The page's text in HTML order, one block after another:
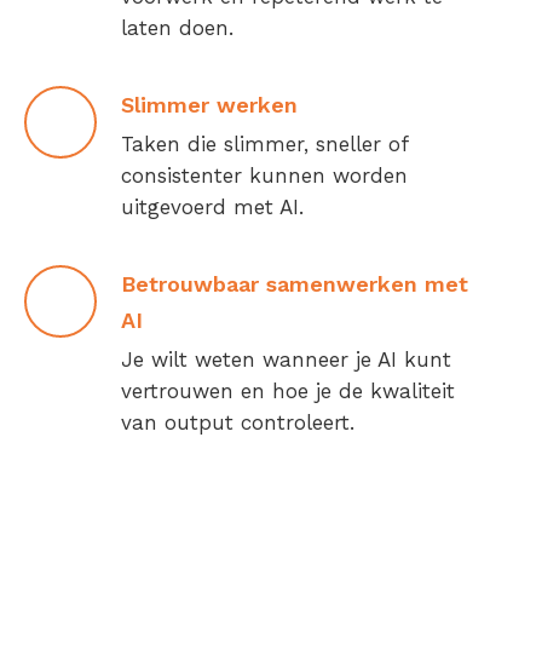
laten doen.
Slimmer werken
Taken die slimmer, sneller of
consistenter kunnen worden
uitgevoerd met AI.
Betrouwbaar samenwerken met
AI
Je wilt weten wanneer je AI kunt
vertrouwen en hoe je de kwaliteit
van output controleert.